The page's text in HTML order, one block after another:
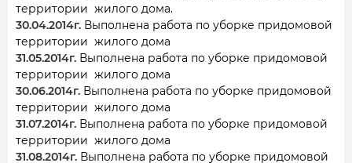
территории жилого дома.
30.04.2014г. Выполнена работа по уборке придомовой
территории жилого дома
31.05.2014г. Выполнена работа по уборке придомовой
территории жилого дома
30.06.2014г. Выполнена работа по уборке придомовой
территории жилого дома
31.07.2014г. Выполнена работа по уборке придомовой
территории жилого дома
31.08.2014г. Выполнена работа по уборке придомовой